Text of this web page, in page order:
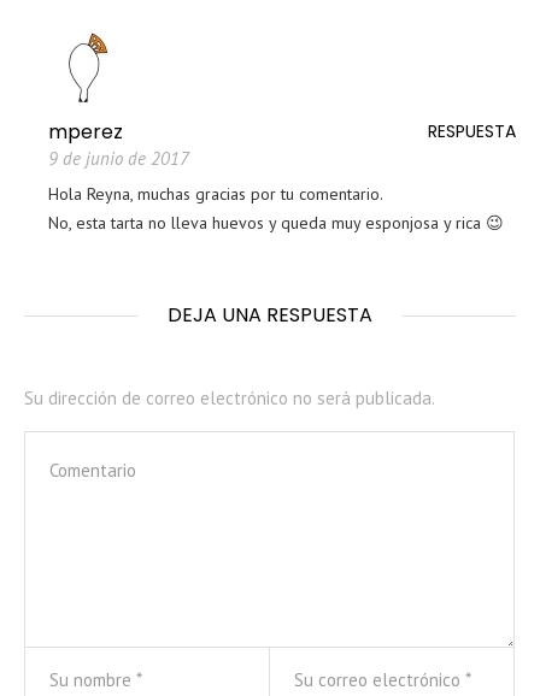
RESPUESTA
mperez
9 de junio de 2017
Hola Reyna, muchas gracias por tu comentario.
No, esta tarta no lleva huevos y queda muy esponjosa y rica 😉
DEJA UNA RESPUESTA
Su dirección de correo electrónico no será publicada.